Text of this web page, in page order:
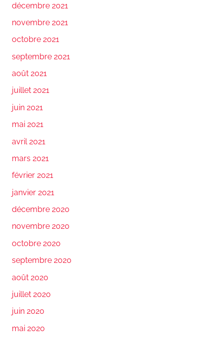
décembre 2021
novembre 2021
octobre 2021
septembre 2021
août 2021
juillet 2021
juin 2021
mai 2021
avril 2021
mars 2021
février 2021
janvier 2021
décembre 2020
novembre 2020
octobre 2020
septembre 2020
août 2020
juillet 2020
juin 2020
mai 2020